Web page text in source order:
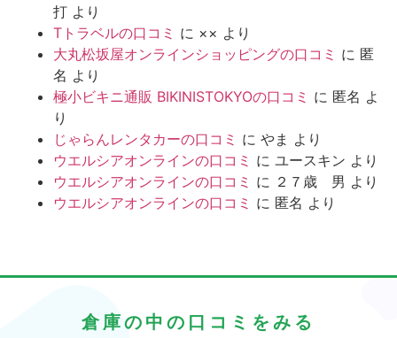
打 より
Tトラベルの口コミ に ×× より
大丸松坂屋オンラインショッピングの口コミ に 匿
名 より
極小ビキニ通販 BIKINISTOKYOの口コミ に 匿名 よ
り
じゃらんレンタカーの口コミ に やま より
ウエルシアオンラインの口コミ に ユースキン より
ウエルシアオンラインの口コミ に ２７歳 男 より
ウエルシアオンラインの口コミ に 匿名 より
倉庫の中の口コミをみる